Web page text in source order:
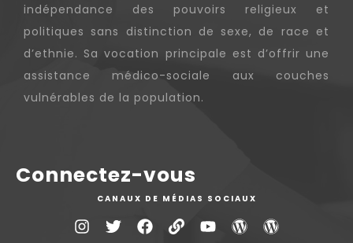
indépendance des pouvoirs religieux et
politiques sans distinction de sexe, de race et
d’ethnie. Sa vocation principale est d’offrir une
assistance médico-sociale aux couches
vulnérables de la population.
Connectez-vous
CANAUX DE MÉDIAS SOCIAUX